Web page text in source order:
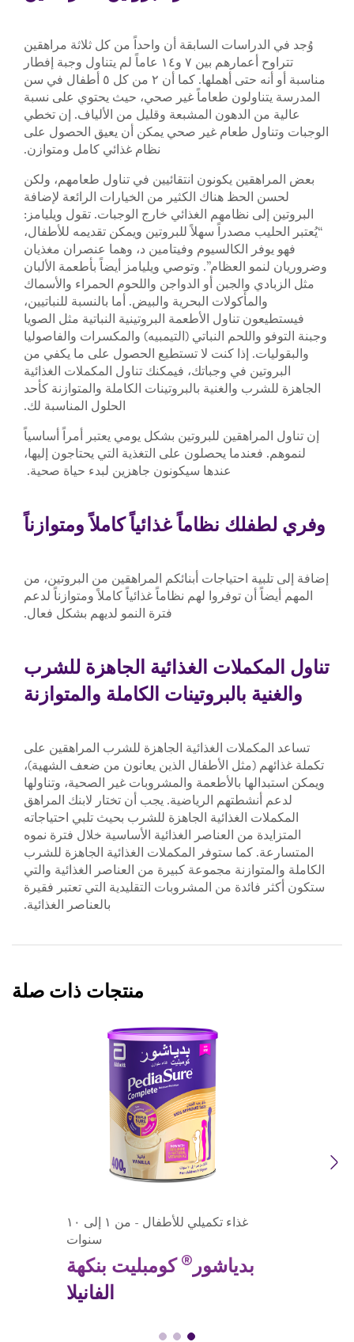
وُجد في الدراسات السابقة أن واحداً من كل ثلاثة مراهقين
تتراوح أعمارهم بين ٧ و١٤ عاماً لم يتناول وجبة إفطار
مناسبة أو أنه حتى أهملها. كما أن ٢ من كل ٥ أطفال في سن
المدرسة يتناولون طعاماً غير صحي، حيث يحتوي على نسبة
عالية من الدهون المشبعة وقليل من الألياف. إن تخطي
الوجبات وتناول طعام غير صحي يمكن أن يعيق الحصول على
نظام غذائي كامل ومتوازن.
بعض المراهقين يكونون انتقائيين في تناول طعامهم، ولكن
لحسن الحظ هناك الكثير من الخيارات الرائعة لإضافة
البروتين إلى نظامهم الغذائي خارج الوجبات. تقول ويليامز:
“يُعتبر الحليب مصدراً سهلاً للبروتين ويمكن تقديمه للأطفال،
فهو يوفر الكالسيوم وفيتامين د، وهما عنصران مغذيان
وضروريان لنمو العظام”. وتوصي ويليامز أيضاً بأطعمة الألبان
مثل الزبادي والجبن أو الدواجن واللحوم الحمراء والأسماك
والمأكولات البحرية والبيض. أما بالنسبة للنباتيين،
فيستطيعون تناول الأطعمة البروتينية النباتية مثل الصويا
وجبنة التوفو واللحم النباتي (التيمبيه) والمكسرات والفاصوليا
والبقوليات. إذا كنت لا تستطيع الحصول على ما يكفي من
البروتين في وجباتك، فيمكنك تناول المكملات الغذائية
الجاهزة للشرب والغنية بالبروتينات الكاملة والمتوازنة كأحد
الحلول المناسبة لك.
إن تناول المراهقين للبروتين بشكل يومي يعتبر أمراً أساسياً
لنموهم. فعندما يحصلون على التغذية التي يحتاجون إليها،
عندها سيكونون جاهزين لبدء حياة صحية.
وفري لطفلك نظاماً غذائياً كاملاً ومتوازناً
إضافة إلى تلبية احتياجات أبنائكم المراهقين من البروتين، من
المهم أيضاً أن توفروا لهم نظاماً غذائياً كاملاً ومتوازناً لدعم
فترة النمو لديهم بشكل فعال.
تناول المكملات الغذائية الجاهزة للشرب
والغنية بالبروتينات الكاملة والمتوازنة
تساعد المكملات الغذائية الجاهزة للشرب المراهقين على
تكملة غذائهم (مثل الأطفال الذين يعانون من ضعف الشهية)،
ويمكن استبدالها بالأطعمة والمشروبات غير الصحية، وتناولها
لدعم أنشطتهم الرياضية. يجب أن تختار لابنك المراهق
المكملات الغذائية الجاهزة للشرب بحيث تلبي احتياجاته
المتزايدة من العناصر الغذائية الأساسية خلال فترة نموه
المتسارعة. كما ستوفر المكملات الغذائية الجاهزة للشرب
الكاملة والمتوازنة مجموعة كبيرة من العناصر الغذائية والتي
ستكون أكثر فائدة من المشروبات التقليدية التي تعتبر فقيرة
بالعناصر الغذائية.
منتجات ذات صلة
Previous
غذاء تكميلي للأطفال - من ١ إلى ١٠
سنوات
بدياشور ® كومبليت بنكهة
الفانيلا